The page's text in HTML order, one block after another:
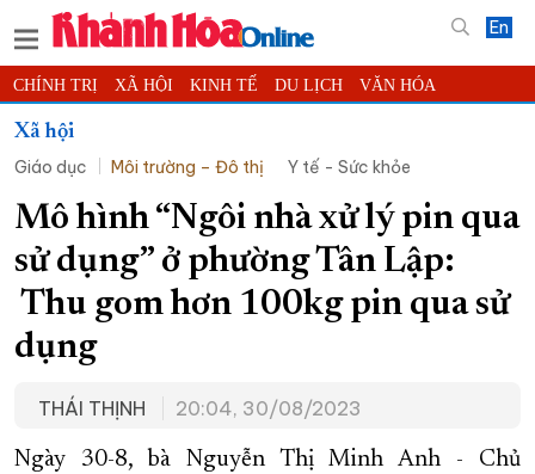
En
CHÍNH TRỊ XÃ HỘI KINH TẾ DU LỊCH VĂN HÓA
THỂ THAO
KHOA HỌC - CÔNG NGHỆ PHÁP LUẬT BẠN ĐỌC
THẾ GIỚI MULTIMEDIA VIDEO ĐỌC BÁO ONLINE
PODCAST THÔNG TIN - QUẢNG CÁO
QUY HOẠCH TỈNH KHÁNH HÒA
TRƯỜNG SA BIỂN ĐẢO QUÊ HƯƠNG
CHUNG TAY CẢI CÁCH HÀNH CHÍNH
XÂY DỰNG NÔNG THÔN MỚI LỊCH CẮT ĐIỆN
TÀU - XE - MÁY BAY
Xã hội
Giáo dục
Môi trường – Đô thị Y tế - Sức khỏe
Mô hình “Ngôi nhà xử lý pin qua
sử dụng” ở phường Tân Lập:​​​​​​​
Thu gom hơn 100kg pin qua sử
dụng
THÁI THỊNH 20:04, 30/08/2023
Ngày 30-8, bà Nguyễn Thị Minh Anh - Chủ